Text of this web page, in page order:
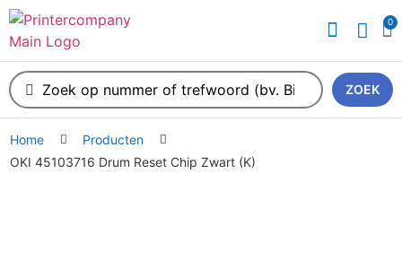
0
ZOEK
Home
Producten
OKI 45103716 Drum Reset Chip Zwart (K)